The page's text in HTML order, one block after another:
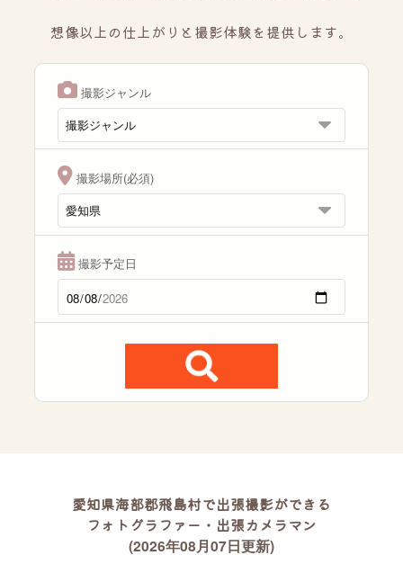
想像以上の仕上がりと撮影体験を提供します。
撮影ジャンル
撮影場所(必須)
撮影予定日
愛知県海部郡飛島村で出張撮影ができる
フォトグラファー・出張カメラマン
(2026年08月07日更新)